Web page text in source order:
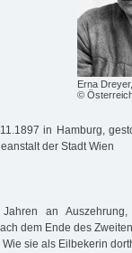
Erna
©
in Hamburg,
der Stadt Wien
an
dem Ende des
sie als Eilbekerin